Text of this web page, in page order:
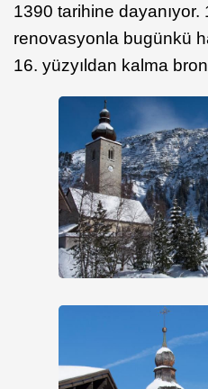
1390 tarihine dayanıyor.
renovasyonla bugünkü
16. yüzyıldan kalma